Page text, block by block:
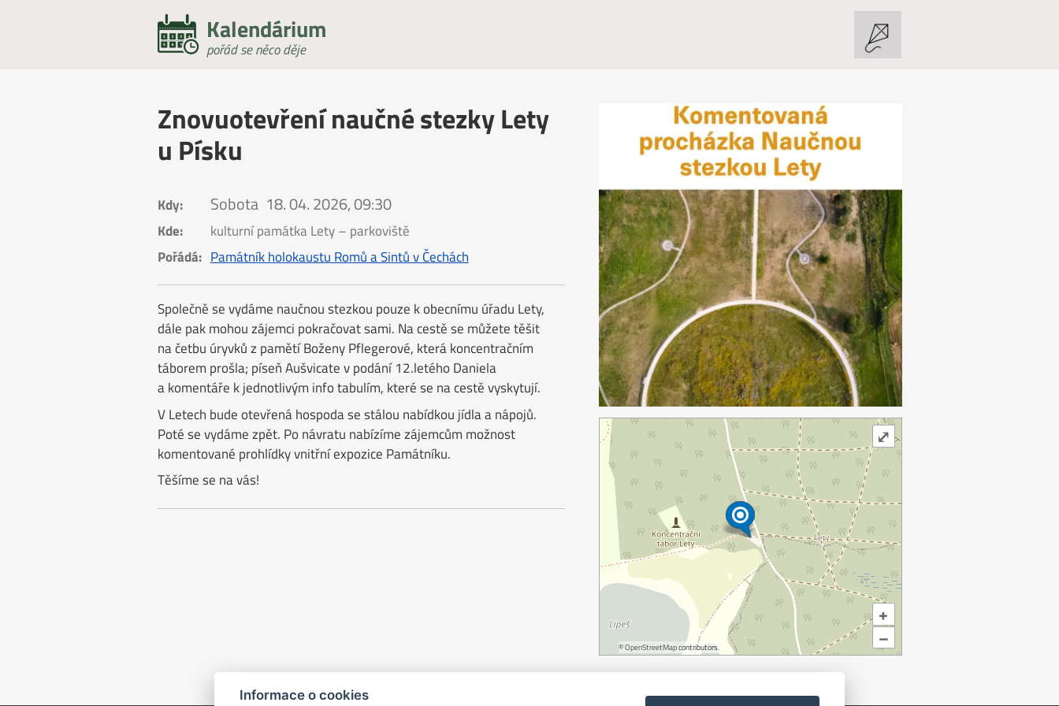
Kalendárium
pořád se něco děje
Znovuotevření naučné stezky Lety
u Písku
Kdy: Sobota 18. 04. 2026, 09:30
Kde:
kulturní památka Lety – parkoviště
Pořádá: Památník holokaustu Romů a Sintů v Čechách
Společně se vydáme naučnou stezkou pouze k obecnímu úřadu Lety,
dále pak mohou zájemci pokračovat sami. Na cestě se můžete těšit
na četbu úryvků z pamětí Boženy Pflegerové, která koncentračním
táborem prošla; píseň Aušvicate v podání 12.letého Daniela
a komentáře k jednotlivým info tabulím, které se na cestě vyskytují.
V Letech bude otevřená hospoda se stálou nabídkou jídla a nápojů.
Poté se vydáme zpět. Po návratu nabízíme zájemcům možnost
komentované prohlídky vnitřní expozice Památníku.
Těšíme se na vás!
+
–
©OpenStreetMapcontributors.
⤢
Informace o cookies